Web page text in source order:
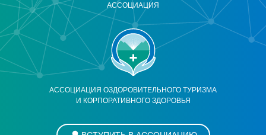
АССОЦИАЦИЯ ОЗДОРОВИТЕЛЬНОГО ТУРИЗМА
И КОРПОРАТИВНОГО ЗДОРОВЬЯ
АССОЦИАЦИЯ